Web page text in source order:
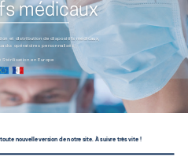
médicaux
et distribution de dispositifs médicaux,
opératoires personnalisés
en Europe
nouvelle version de notre site. À suivre très vite !